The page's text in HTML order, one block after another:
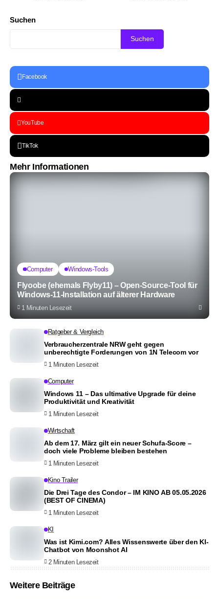
Suchen
Suchen
Facebook
YouTube
TikTok
Mehr Informationen
Computer Windows-Tools
Flyoobe (ehemals Flyby11) – Open-Source-Tool für
Windows-11-Installation auf älterer Hardware
1 Minuten Lesezeit
Ratgeber & Vergleich
Verbraucherzentrale NRW geht gegen
unberechtigte Forderungen von 1N Telecom vor
1 Minuten Lesezeit
Computer
Windows 11 – Das ultimative Upgrade für deine
Produktivität und Kreativität
1 Minuten Lesezeit
Wirtschaft
Ab dem 17. März gilt ein neuer Schufa-Score –
doch viele Probleme bleiben bestehen
1 Minuten Lesezeit
Kino Trailer
Die Drei Tage des Condor – IM KINO AB 05.05.2026
(BEST OF CINEMA)
1 Minuten Lesezeit
KI
Was ist Kimi.com? Alles Wissenswerte über den KI-
Chatbot von Moonshot AI
2 Minuten Lesezeit
Weitere Beiträge